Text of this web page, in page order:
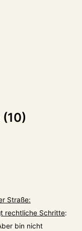
Straße:
rechtliche Schritte:
bin nicht